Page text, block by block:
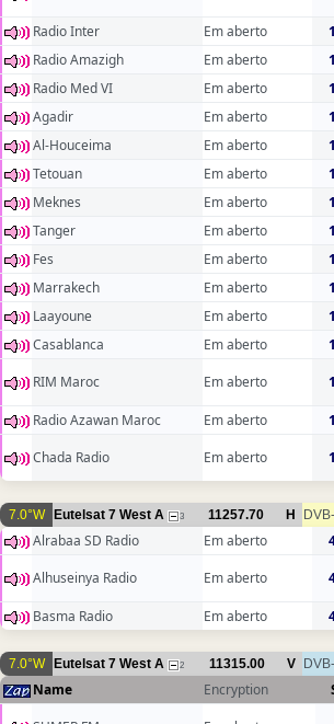
Radio Inter Em aberto
Radio Amazigh
Em aberto
Radio Med VI
Em aberto
Agadir
Em aberto
Al-Houceima
Em aberto
Tetouan
Em aberto
Meknes
Em aberto
Tanger
Em aberto
Fes
Em aberto
Marrakech
Em aberto
Laayoune
Em aberto
Casablanca
Em aberto
RIM Maroc
Em aberto
Radio Azawan Maroc Em aberto
Chada Radio
Em aberto
7.0°W Eutelsat 7 West A 3 11257.70 H
Alrabaa SD Radio Em aberto
Alhuseinya Radio
Em aberto
Basma Radio Em aberto
7.0°W Eutelsat 7 West A 2 11315.00 V
Name Encryption